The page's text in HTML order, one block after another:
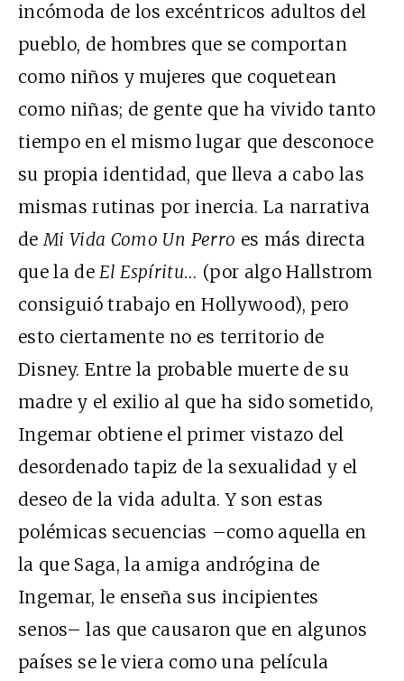
incómoda de los excéntricos adultos del
pueblo, de hombres que se comportan
como niños y mujeres que coquetean
como niñas; de gente que ha vivido tanto
tiempo en el mismo lugar que desconoce
su propia identidad, que lleva a cabo las
mismas rutinas por inercia. La narrativa
deMi Vida Como Un Perro es más directa
que la deEl Espíritu… (por algo Hallstrom
consiguió trabajo en Hollywood), pero
esto ciertamente no es territorio de
Disney. Entre la probable muerte de su
madre y el exilio al que ha sido sometido,
Ingemar obtiene el primer vistazo del
desordenado tapiz de la sexualidad y el
deseo de la vida adulta. Y son estas
polémicas secuencias –como aquella en
la que Saga, la amiga andrógina de
Ingemar, le enseña sus incipientes
senos– las que causaron que en algunos
países se le viera como una película